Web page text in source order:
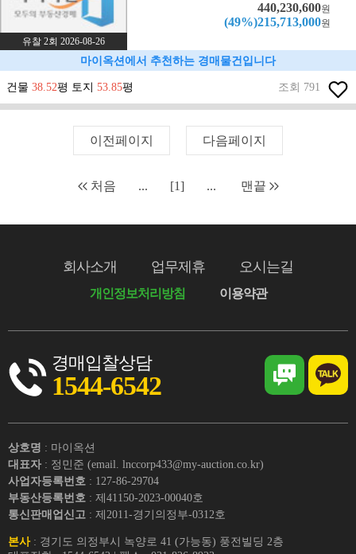
유찰 2회 2026-08-26
440,230,600원
(49%)215,713,000원
마이옥션에서 추천하는 경매물건입니다
건물 38.52평 토지 53.85평 조회 791
이전페이지 다음페이지
처음 ... [1] ... 맨끝
회사소개 업무제휴 오시는길
개인정보처리방침 이용약관
경매입찰상담
1544-6542
상호명 : 마이옥션
대표자 : 정민준 (email. lnccorp433@my-auction.co.kr)
사업자등록번호 : 127-86-29704
부동산등록번호 : 제41150-2023-00040호
통신판매업신고 : 제2011-경기의정부-0312호
본사: 경기도 의정부시 녹양로 41 (가능동) 풍전빌딩 2층